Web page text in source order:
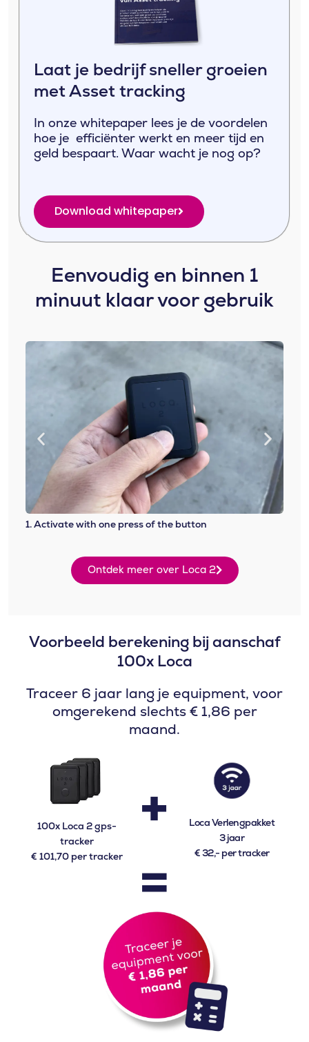
Laat je bedrijf sneller groeien
met Asset tracking
In onze whitepaper lees je de voordelen
hoe je efficiënter werkt en meer tijd en
geld bespaart. Waar wacht je nog op?
Download whitepaper
Eenvoudig en binnen 1
minuut klaar voor gebruik
1. Activate with one press of the button
Ontdek meer over Loca 2
Voorbeeld berekening bij aanschaf
100x Loca
Traceer 6 jaar lang je equipment, voor
omgerekend slechts € 1,86 per
maand.
100x Loca 2 gps-
tracker
€ 101,70 per tracker
+
Loca Verlengpakket
3 jaar
€ 32,- per tracker
=